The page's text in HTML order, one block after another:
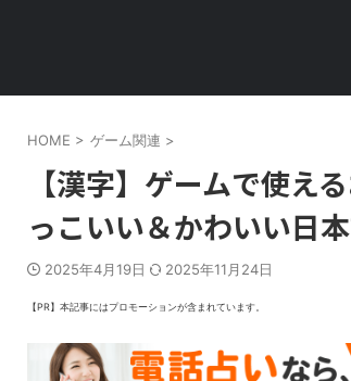
HOME > ゲーム関連 >
【漢字】ゲームで使え
っこいい＆かわいい日
2025年4月19日 2025年11月24日
【PR】本記事にはプロモーションが含まれています。